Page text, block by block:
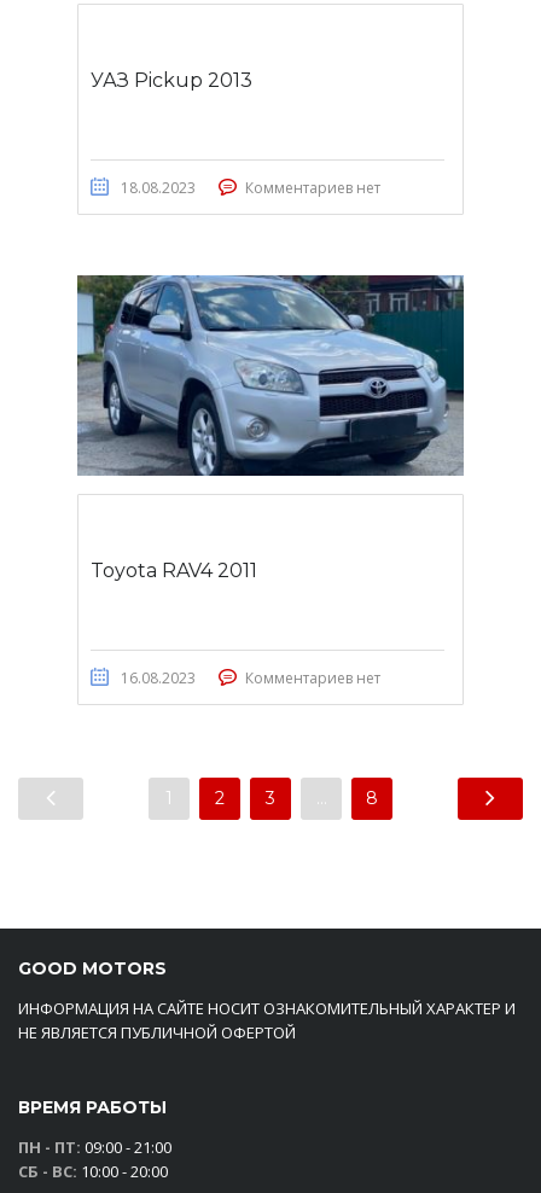
УАЗ Pickup 2013
18.08.2023 Комментариев нет
Toyota RAV4 2011
16.08.2023 Комментариев нет
1 2 3 … 8
GOOD MOTORS
ИНФОРМАЦИЯ НА САЙТЕ НОСИТ ОЗНАКОМИТЕЛЬНЫЙ ХАРАКТЕР И
НЕ ЯВЛЯЕТСЯ ПУБЛИЧНОЙ ОФЕРТОЙ
ВРЕМЯ РАБОТЫ
ПН - ПТ: 09:00 - 21:00
СБ - ВС: 10:00 - 20:00